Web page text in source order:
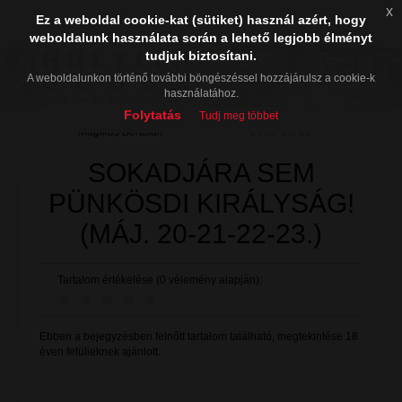
SOKADJÁRA SEM
PÜNKÖSDI KIRÁLYSÁG!
(MÁJ. 20-21-22-23.)
Tartalom értékelése (0 vélemény alapján):
Ebben a bejegyzésben felnőtt tartalom található, megtekintése 18
éven felülieknek ajánlott.
Ez a weboldal cookie-kat (sütiket) használ azért, hogy
weboldalunk használata során a lehető legjobb élményt
tudjuk biztosítani.
A weboldalunkon történő további böngészéssel hozzájárulsz a cookie-k
használatához.
Folytatás Tudj meg többet
x